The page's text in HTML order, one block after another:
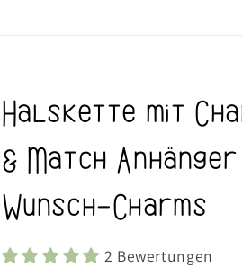
Halskette mit
& Match
Wunsch-Charms
2 Bewertungen